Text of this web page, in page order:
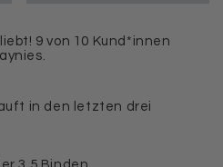
9 von 10 Kund*innen
in den letzten drei